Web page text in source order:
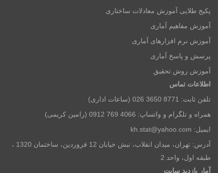
پکیج طلایی آموزش معادلات ساختاری
آموزش مفاهیم آماری
آموزش نرم افزارهای آماری
پرسش و پاسخ آماری
آموزش روش تحقیق
اطلاعات تماس
تلفن ثابت: 8771 3650 026 (ساعات اداری)
همراه و تلگرام و واتساپ: 4066 769 0912 (رامین کریمی)
ایمیل: kh.stat@yahoo.com
آدرس: تهران، میدان انقلاب، نبش خیابان 12 فروردین، ساختمان 1320 ،
طبقه اول، واحد 2
آمار بازديد سايت